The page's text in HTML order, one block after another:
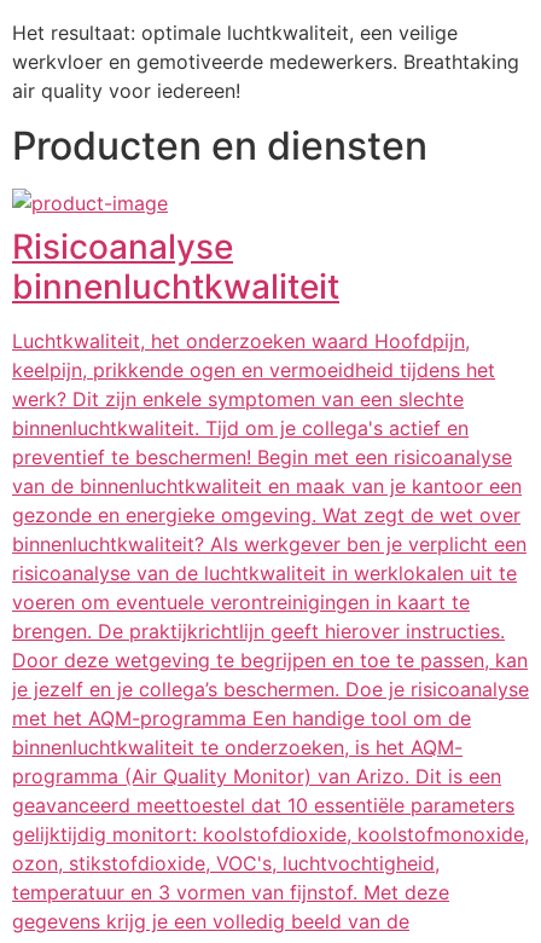
Het resultaat: optimale luchtkwaliteit, een veilige
werkvloer en gemotiveerde medewerkers. Breathtaking
air quality voor iedereen!
Producten en diensten
Risicoanalyse
binnenluchtkwaliteit
Luchtkwaliteit, het onderzoeken waard Hoofdpijn,
keelpijn, prikkende ogen en vermoeidheid tijdens het
werk? Dit zijn enkele symptomen van een slechte
binnenluchtkwaliteit. Tijd om je collega's actief en
preventief te beschermen! Begin met een risicoanalyse
van de binnenluchtkwaliteit en maak van je kantoor een
gezonde en energieke omgeving. Wat zegt de wet over
binnenluchtkwaliteit? Als werkgever ben je verplicht een
risicoanalyse van de luchtkwaliteit in werklokalen uit te
voeren om eventuele verontreinigingen in kaart te
brengen. De praktijkrichtlijn geeft hierover instructies.
Door deze wetgeving te begrijpen en toe te passen, kan
je jezelf en je collega’s beschermen. Doe je risicoanalyse
met het AQM-programma Een handige tool om de
binnenluchtkwaliteit te onderzoeken, is het AQM-
programma (Air Quality Monitor) van Arizo. Dit is een
geavanceerd meettoestel dat 10 essentiële parameters
gelijktijdig monitort: koolstofdioxide, koolstofmonoxide,
ozon, stikstofdioxide, VOC's, luchtvochtigheid,
temperatuur en 3 vormen van fijnstof. Met deze
gegevens krijg je een volledig beeld van de